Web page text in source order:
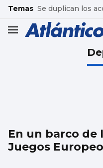
common.go-to-content
Temas Se duplican los
header.menu.open
En un barco de
Juegos